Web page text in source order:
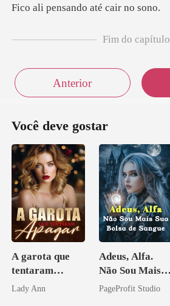
nsando até
Fim do capítulo
Anterior
Você deve gostar
A garota que
tentaram
apagar
Lady Ann
Adeus, Alfa.
Não Sou Mais
Sua Bolsa de
PageProfit Studio